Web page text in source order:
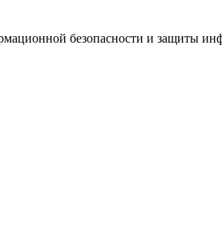
безопасности и защиты